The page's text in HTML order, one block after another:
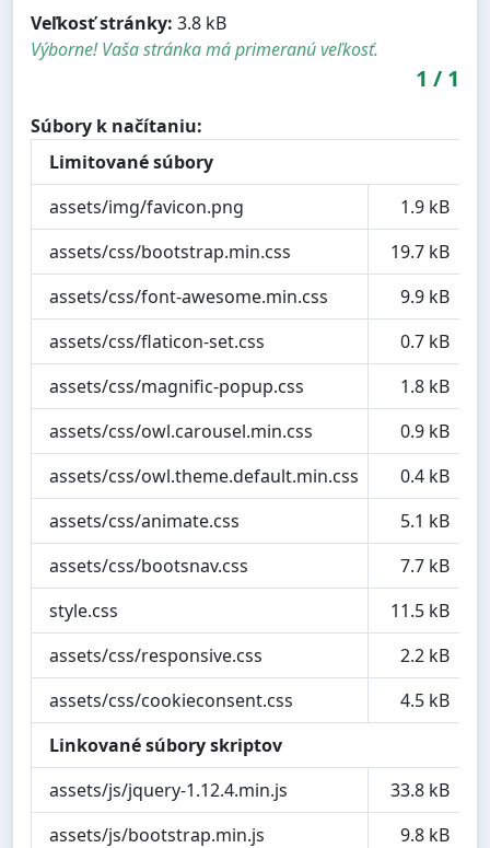
Veľkosť stránky: 3.8 kB
Výborne! Vaša stránka má primeranú veľkosť.
1 / 1
Súbory k načítaniu:
Limitované súbory
assets/img/favicon.png
1.9 kB
assets/css/bootstrap.min.css
19.7 kB
assets/css/font-awesome.min.css
9.9 kB
assets/css/flaticon-set.css
0.7 kB
assets/css/magnific-popup.css
1.8 kB
assets/css/owl.carousel.min.css
0.9 kB
assets/css/owl.theme.default.min.css
0.4 kB
assets/css/animate.css
5.1 kB
assets/css/bootsnav.css
7.7 kB
style.css
11.5 kB
assets/css/responsive.css
2.2 kB
assets/css/cookieconsent.css
4.5 kB
Linkované súbory skriptov
assets/js/jquery-1.12.4.min.js
33.8 kB
assets/js/bootstrap.min.js
9.8 kB